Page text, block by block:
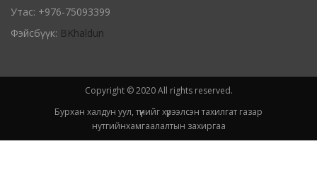
Утас: +976-75093399
Фэйсбүүк: BKhaldun
Copyright © 2020 All rights reserved.
Бурхан халдун уул, түүнийг хүрээлсэн тахилгат газар
нутгийнхамгаалалтын захиргаа